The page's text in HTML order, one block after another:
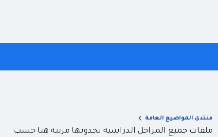
منتدى المواضيع العامة
ملفات جميع المراحل الدراسية تجدونها مرتبة هنا حسب